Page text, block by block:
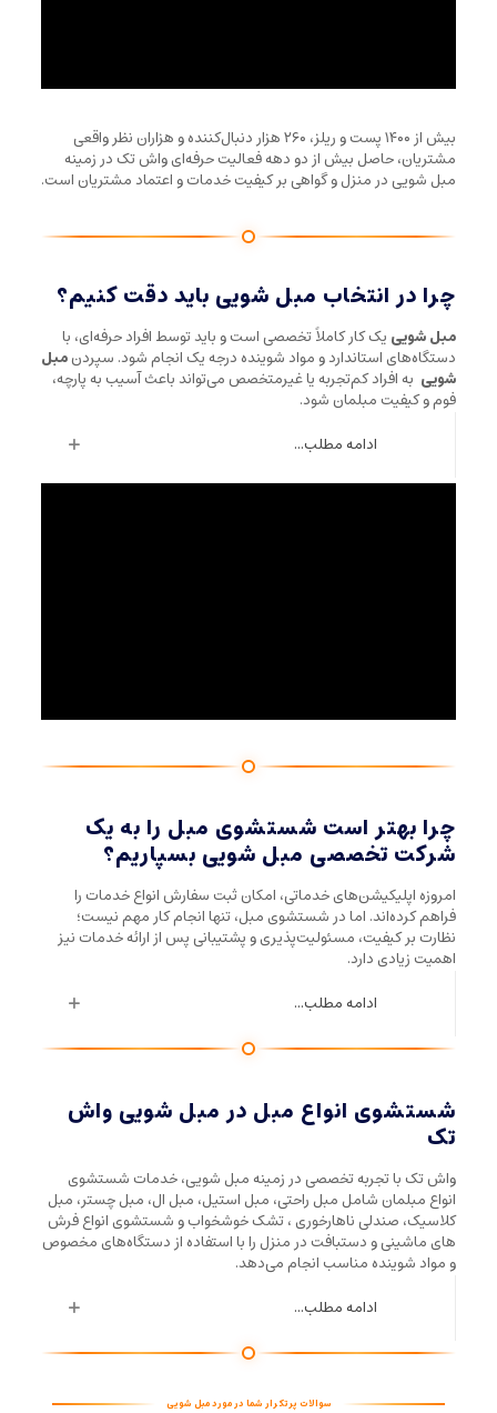
بیش از ۱۴۰۰ پست و ریلز، ۲۶۰ هزار دنبال‌کننده و هزاران نظر واقعی
مشتریان، حاصل بیش از دو دهه فعالیت حرفه‌ای واش تک در زمینه
مبل شویی در منزل و گواهی بر کیفیت خدمات و اعتماد مشتریان است.
چرا در انتخاب مبل شویی باید دقت کنیم؟
مبل شویی یک کار کاملاً تخصصی است و باید توسط افراد حرفه‌ای، با
دستگاه‌های استاندارد و مواد شوینده درجه یک انجام شود. سپردنمبل
شویی به افراد کم‌تجربه یا غیرمتخصص می‌تواند باعث آسیب به پارچه،
فوم و کیفیت مبلمان شود.
ادامه مطلب...
چرا بهتر است شستشوی مبل را به یک
شرکت تخصصی مبل شویی بسپاریم؟
امروزه اپلیکیشن‌های خدماتی، امکان ثبت سفارش انواع خدمات را
فراهم کرده‌اند. اما در شستشوی مبل، تنها انجام کار مهم نیست؛
نظارت بر کیفیت، مسئولیت‌پذیری و پشتیبانی پس از ارائه خدمات نیز
اهمیت زیادی دارد.
ادامه مطلب...
شستشوی انواع مبل در مبل شویی واش
تک
واش تک با تجربه تخصصی در زمینه مبل شویی، خدمات شستشوی
انواع مبلمان شامل مبل راحتی، مبل استیل، مبل ال، مبل چستر، مبل
کلاسیک، صندلی ناهارخوری ، تشک خوشخواب و شستشوی انواع فرش
های ماشینی و دستبافت در منزل را با استفاده از دستگاه‌های مخصوص
و مواد شوینده مناسب انجام می‌دهد.
ادامه مطلب...
سوالات پرتکرار شما در مورد مبل شویی